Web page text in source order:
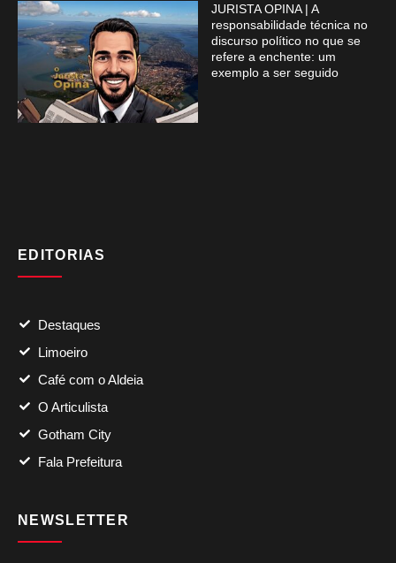
JURISTA OPINA | A
responsabilidade técnica no
discurso político no que se
refere a enchente: um
exemplo a ser seguido
EDITORIAS
Destaques
Limoeiro
Café com o Aldeia
O Articulista
Gotham City
Fala Prefeitura
NEWSLETTER